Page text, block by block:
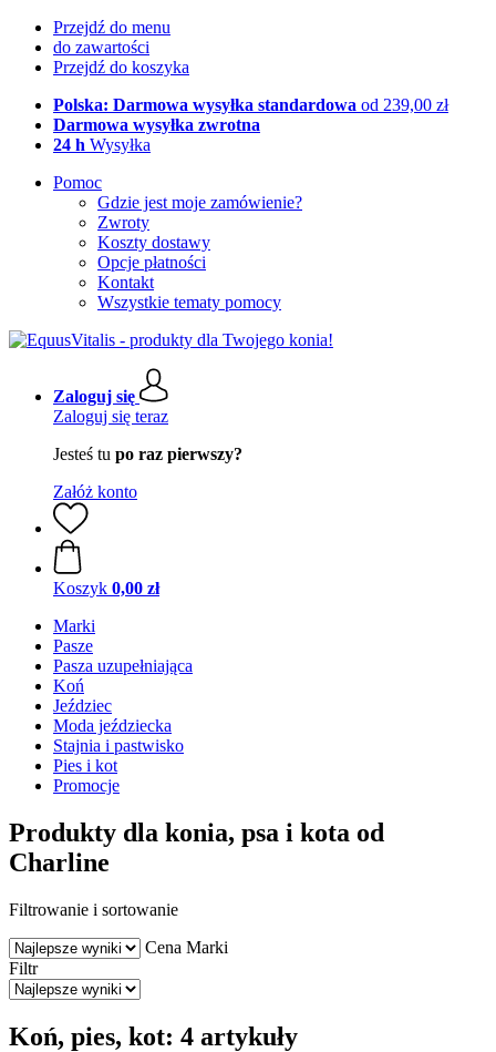
Przejdź do menu
do zawartości
Przejdź do koszyka
Polska: Darmowa wysyłka standardowa od 239,00 zł
Darmowa wysyłka zwrotna
24 h Wysyłka
Pomoc
Gdzie jest moje zamówienie?
Zwroty
Koszty dostawy
Opcje płatności
Kontakt
Wszystkie tematy pomocy
Zaloguj się
Zaloguj się teraz
Jesteś tu po raz pierwszy?
Załóż konto
Koszyk 0,00 zł
Marki
Pasze
Pasza uzupełniająca
Koń
Jeździec
Moda jeździecka
Stajnia i pastwisko
Pies i kot
Promocje
Produkty dla konia, psa i kota od
Charline
Filtrowanie i sortowanie
Cena Marki
Filtr
Koń, pies, kot: 4 artykuły